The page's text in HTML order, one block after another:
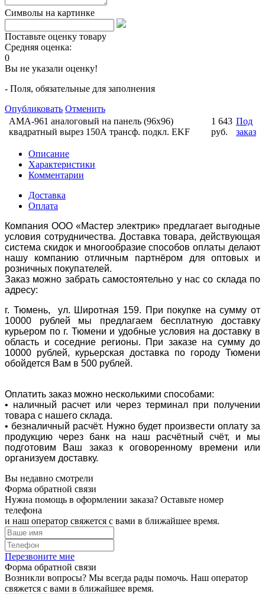
Символы на картинке
Поставьте оценку товару
Средняя оценка:
0
Вы не указали оценку!
- Поля, обязательные для заполнения
Опубликовать Отменить
AMA-961 аналоговый на панель (96х96)
квадратный вырез 150А трансф. подкл. EKF
1 643
руб.
Под
заказ
Описание
Характеристики
Комментарии
Доставка
Оплата
Компания ООО «Мастер электрик» предлагает выгодные
условия сотрудничества. Доставка товара, действующая
система скидок и многообразие способов оплаты делают
нашу компанию отличным партнёром для оптовых и
розничных покупателей.
Заказ можно забрать самостоятельно у нас со склада по
адресу:
г. Тюмень, ул. Широтная 159. При покупке на сумму от
10000 рублей мы предлагаем бесплатную доставку
курьером по г. Тюмени и удобные условия на доставку в
область и соседние регионы. При заказе на сумму до
10000 рублей, курьерская доставка по городу Тюмени
обойдется Вам в 500 рублей.
Оплатить заказ можно несколькими способами:
• наличный расчет или через терминал при получении
товара с нашего склада.
• безналичный расчёт. Нужно будет произвести оплату за
продукцию через банк на наш расчётный счёт, и мы
подготовим Ваш заказ к оговоренному времени или
организуем доставку.
Вы недавно смотрели
Форма обратной связи
Нужна помощь в оформлении заказа? Оставьте номер
телефона
и наш оператор свяжется с вами в ближайшее время.
Перезвоните мне
Форма обратной связи
Возникли вопросы? Мы всегда рады помочь. Наш оператор
свяжется с вами в ближайшее время.